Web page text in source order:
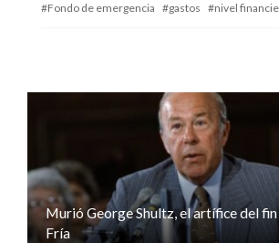
Fondo de emergencia gastos nivel
Murió George Shultz, el artífice del
Fría